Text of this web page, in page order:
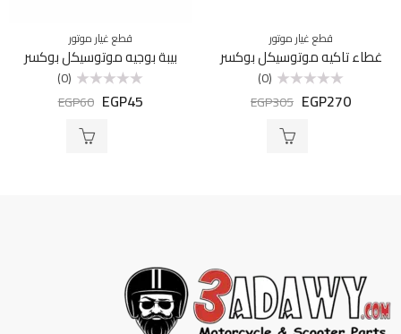
قطع غيار موتور
غطاء تاكيه موتوسيكل بوكسر
التقييم
(0)
EGP270
EGP305
قطع غيار موتور
بيبة بوجيه موتوسيكل بوكسر
التقييم
(0)
EGP45
EGP60